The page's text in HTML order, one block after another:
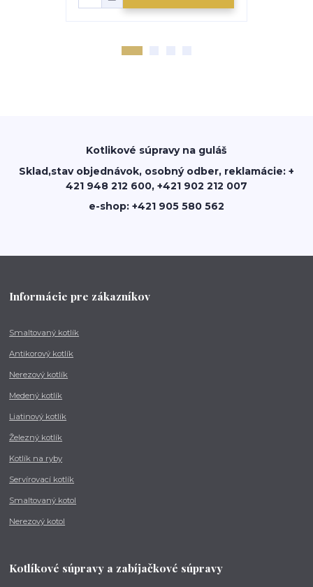
Kotlikové súpravy na guláš
Sklad,stav objednávok, osobný odber, reklamácie: +
421 948 212 600, +421 902 212 007
e-shop: +421 905 580 562
Informácie pre zákazníkov
Smaltovaný kotlík
Antikorový kotlík
Nerezový kotlík
Medený kotlík
Liatinový kotlík
Železný kotlík
Kotlík na ryby
Servírovací kotlík
Smaltovaný kotol
Nerezový kotol
Kotlíkové súpravy a zabíjačkové súpravy